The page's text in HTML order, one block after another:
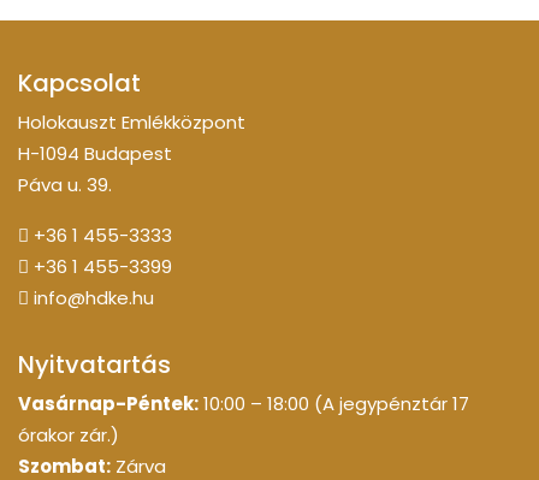
Kapcsolat
Holokauszt Emlékközpont
H-1094 Budapest
Páva u. 39.
+36 1 455-3333
+36 1 455-3399
info@hdke.hu
Nyitvatartás
Vasárnap-Péntek:10:00 – 18:00 (A jegypénztár 17
órakor zár.)
Szombat: Zárva